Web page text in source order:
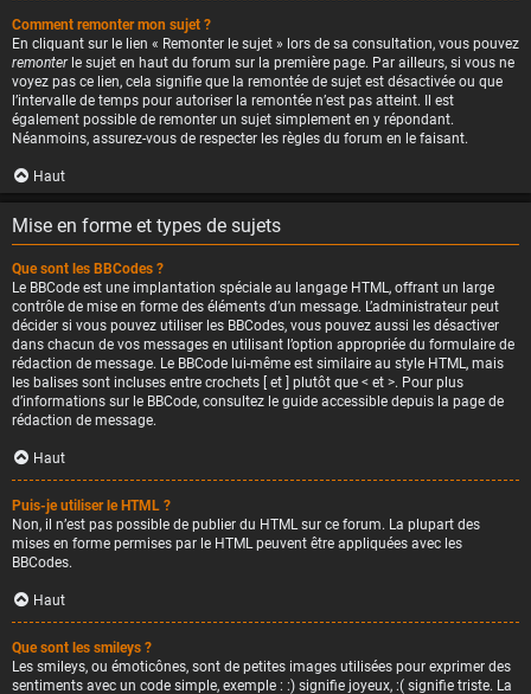
Comment remonter mon sujet ?
En cliquant sur le lien « Remonter le sujet » lors de sa consultation, vous pouvez
remonterle sujet en haut du forum sur la première page. Par ailleurs, si vous ne
voyez pas ce lien, cela signifie que la remontée de sujet est désactivée ou que
l’intervalle de temps pour autoriser la remontée n’est pas atteint. Il est
également possible de remonter un sujet simplement en y répondant.
Néanmoins, assurez-vous de respecter les règles du forum en le faisant.
Haut
Mise en forme et types de sujets
Que sont les BBCodes ?
Le BBCode est une implantation spéciale au langage HTML, offrant un large
contrôle de mise en forme des éléments d’un message. L’administrateur peut
décider si vous pouvez utiliser les BBCodes, vous pouvez aussi les désactiver
dans chacun de vos messages en utilisant l’option appropriée du formulaire de
rédaction de message. Le BBCode lui-même est similaire au style HTML, mais
les balises sont incluses entre crochets [ et ] plutôt que < et >. Pour plus
d’informations sur le BBCode, consultez le guide accessible depuis la page de
rédaction de message.
Haut
Puis-je utiliser le HTML ?
Non, il n’est pas possible de publier du HTML sur ce forum. La plupart des
mises en forme permises par le HTML peuvent être appliquées avec les
BBCodes.
Haut
Que sont les smileys ?
Les smileys, ou émoticônes, sont de petites images utilisées pour exprimer des
sentiments avec un code simple, exemple : :) signifie joyeux, :( signifie triste. La